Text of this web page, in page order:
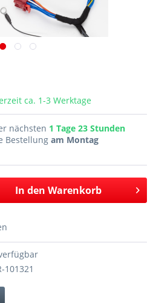
ca. 1-3 Werktage
nächsten 1 Tage 23 Stunden
Bestellung am Montag
In den Warenkorb
101321